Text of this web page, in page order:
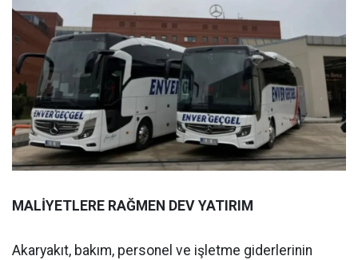
MALİYETLERE RAĞMEN DEV YATIRIM
Akaryakıt, bakım, personel ve işletme giderlerinin